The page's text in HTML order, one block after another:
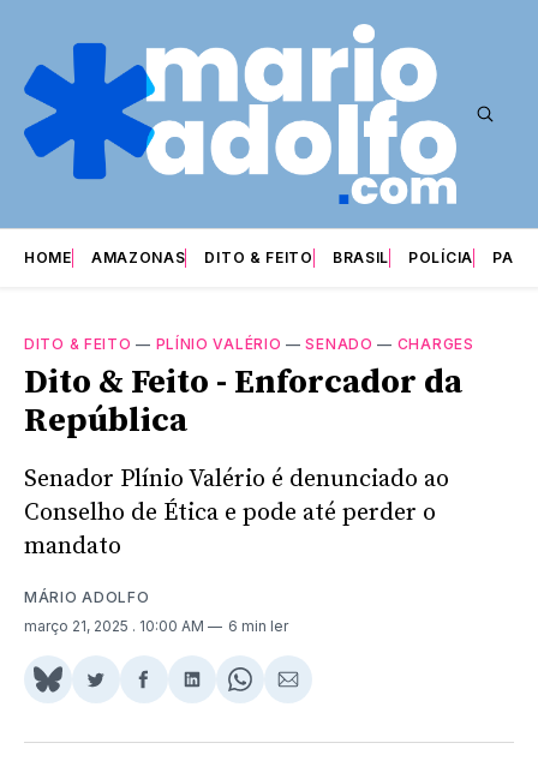
HOME AMAZONAS DITO & FEITO BRASIL POLÍCIA
DITO & FEITO — PLÍNIO VALÉRIO —SENADO — CHARGES
Dito & Feito - Enforcador da
República
Senador Plínio Valério é denunciado ao
Conselho de Ética e pode até perder o
mandato
MÁRIO ADOLFO
março 21, 2025 . 10:00 AM 6 min ler
Share
BlueSky
Compartilhar
Twitter
Compartilhar
Facebook
Compartilhar
LinkedIn
Share
WhatsApp
Compartilhar
Email